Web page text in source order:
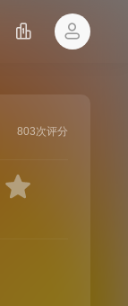
803次评分